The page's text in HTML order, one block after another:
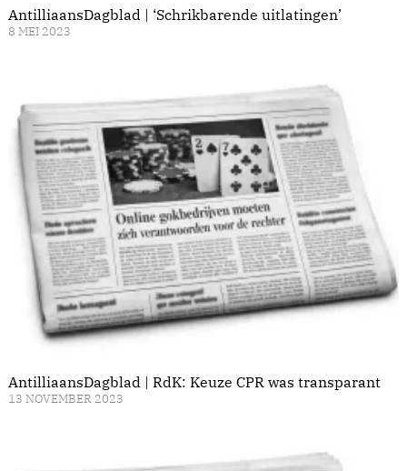
AntilliaansDagblad | ‘Schrikbarende uitlatingen’
8 MEI 2023
AntilliaansDagblad | RdK: Keuze CPR was transparant
13 NOVEMBER 2023